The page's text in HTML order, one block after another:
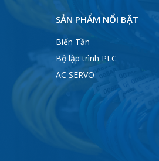
SẢN PHẨM NỔI BẬT
Biến Tần
Bộ lập trình PLC
AC SERVO